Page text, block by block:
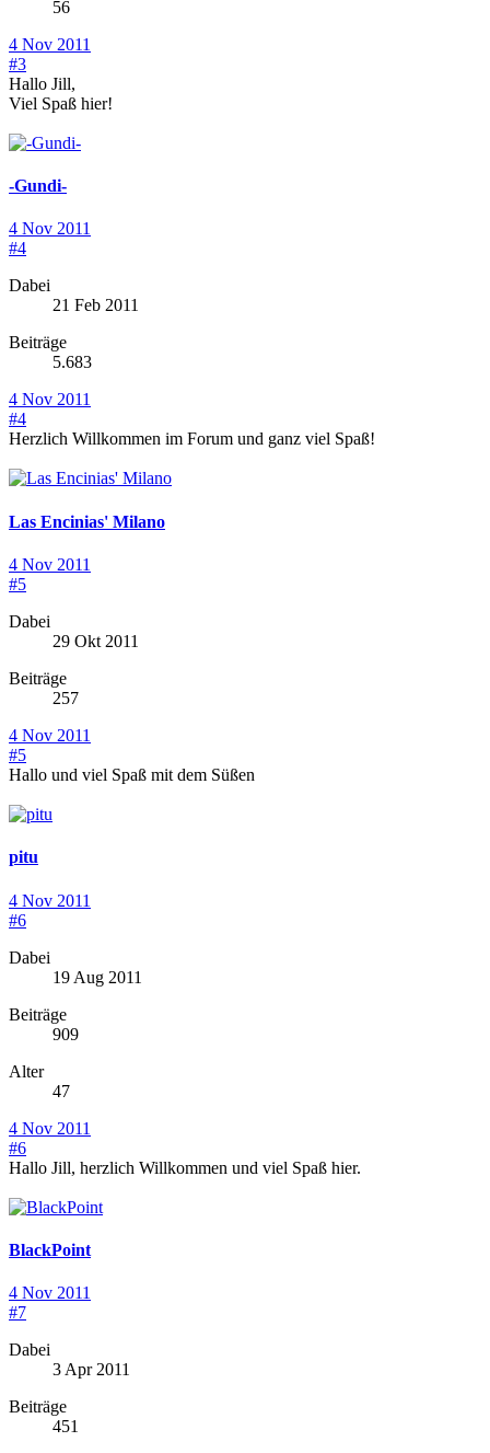
56
4 Nov 2011
#3
Hallo Jill,
Viel Spaß hier!
-Gundi-
4 Nov 2011
#4
Dabei
21 Feb 2011
Beiträge
5.683
4 Nov 2011
#4
Herzlich Willkommen im Forum und ganz viel Spaß!
Las Encinias' Milano
4 Nov 2011
#5
Dabei
29 Okt 2011
Beiträge
257
4 Nov 2011
#5
Hallo und viel Spaß mit dem Süßen
pitu
4 Nov 2011
#6
Dabei
19 Aug 2011
Beiträge
909
Alter
47
4 Nov 2011
#6
Hallo Jill, herzlich Willkommen und viel Spaß hier.
BlackPoint
4 Nov 2011
#7
Dabei
3 Apr 2011
Beiträge
451